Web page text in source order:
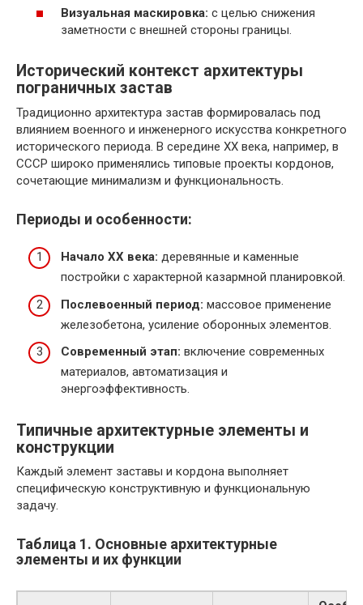
Визуальная маскировка: с целью снижения
заметности с внешней стороны границы.
Исторический контекст архитектуры
пограничных застав
Традиционно архитектура застав формировалась под
влиянием военного и инженерного искусства конкретного
исторического периода. В середине XX века, например, в
СССР широко применялись типовые проекты кордонов,
сочетающие минимализм и функциональность.
Периоды и особенности:
Начало XX века: деревянные и каменные
постройки с характерной казармной планировкой.
Послевоенный период: массовое применение
железобетона, усиление оборонных элементов.
Современный этап: включение современных
материалов, автоматизация и
энергоэффективность.
Типичные архитектурные элементы и
конструкции
Каждый элемент заставы и кордона выполняет
специфическую конструктивную и функциональную
задачу.
Таблица 1. Основные архитектурные
элементы и их функции